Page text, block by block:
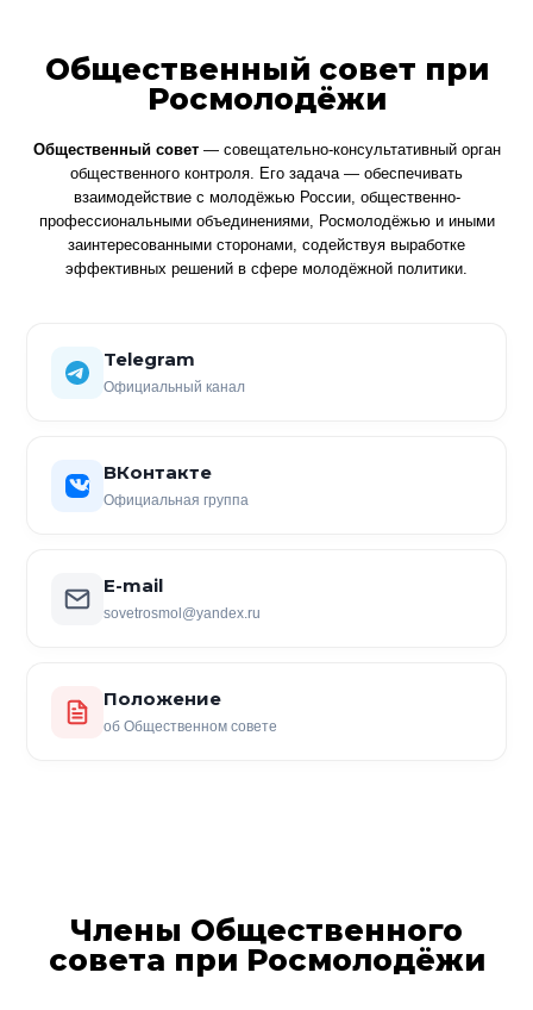
Общественный совет при
Росмолодёжи
Общественный совет— совещательно-консультативный орган
общественного контроля. Его задача — обеспечивать
взаимодействие с молодёжью России, общественно-
профессиональными объединениями, Росмолодёжью и иными
заинтересованными сторонами, содействуя выработке
эффективных решений в сфере молодёжной политики.
Telegram
Официальный канал
ВКонтакте
Официальная группа
E-mail
sovetrosmol@yandex.ru
Положение
об Общественном совете
Члены Общественного
совета при Росмолодёжи